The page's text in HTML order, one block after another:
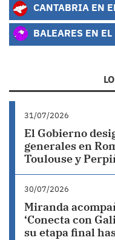
CANTABRIA EN
BALEARES EN EL
31/07/2026
El Gobierno
generales en
Toulouse y
30/07/2026
Miranda
‘Conecta con
su etapa final